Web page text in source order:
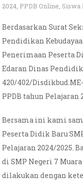
2024, PPDB Online, Siswa
Berdasarkan Surat
Pendidikan
Penerimaan Peserta
Edaran Dinas
420/402/
PPDB tahun Pelajaran
Bersama ini kami
Peserta Didik Baru
Pelajaran 2024/2025.
di SMP Negeri 7
dilakukan dengan